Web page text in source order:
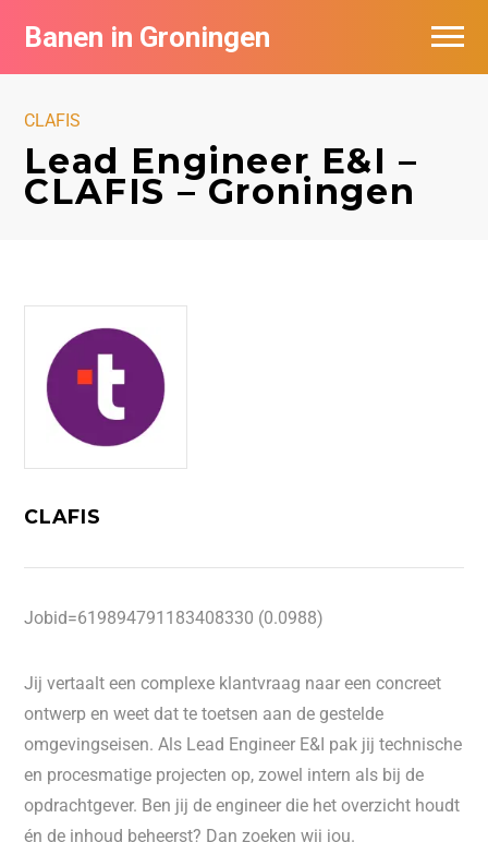
Banen in Groningen
CLAFIS
Lead Engineer E&I –
CLAFIS – Groningen
CLAFIS
Jobid=619894791183408330 (0.0988)
Jij vertaalt een complexe klantvraag naar een concreet
ontwerp en weet dat te toetsen aan de gestelde
omgevingseisen. Als Lead Engineer E&I pak jij technische
en procesmatige projecten op, zowel intern als bij de
opdrachtgever. Ben jij de engineer die het overzicht houdt
én de inhoud beheerst? Dan zoeken wij jou.
Vacatures per bedrijf
Nieuwsbrief feed